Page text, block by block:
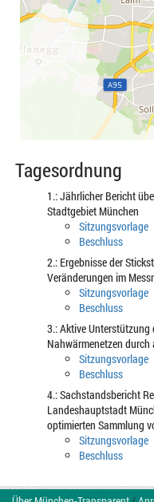
Tagesordnung
1.: Jährlicher Bericht
Stadtgebiet München
Sitzungsvorlage
Beschluss
2.: Ergebnisse der
Veränderungen im
Sitzungsvorlage
Beschluss
3.: Aktive Unterstützung
Nahwärmenetzen
Sitzungsvorlage
Beschluss
4.: Sachstandsbericht
Landeshauptstadt
optimierten Sammlung
Sitzungsvorlage
Beschluss